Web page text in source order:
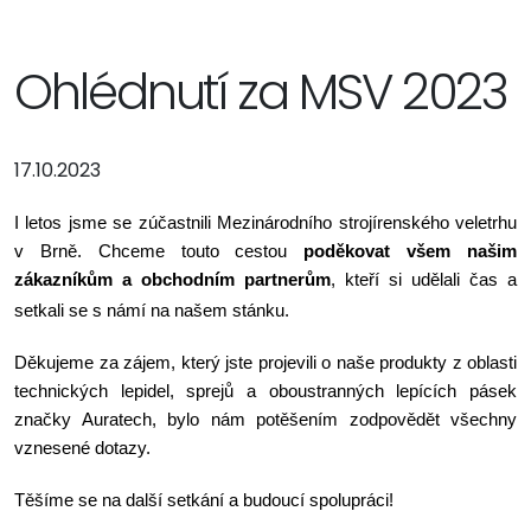
Ohlédnutí za MSV 2023
17.10.2023
I letos jsme se zúčastnili Mezinárodního strojírenského veletrhu
v Brně. Chceme touto cestou poděkovat všem našim
zákazníkům a obchodním partnerům, kteří si udělali čas a
setkali se s námí na našem stánku.
Děkujeme za zájem, který jste projevili o naše produkty z oblasti
technických lepidel, sprejů a oboustranných lepících pásek
značky Auratech, bylo nám potěšením zodpovědět všechny
vznesené dotazy.
Těšíme se na další setkání a budoucí spolupráci!